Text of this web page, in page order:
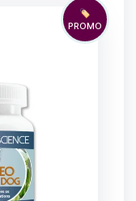
25 avis
🏷️
PROMO